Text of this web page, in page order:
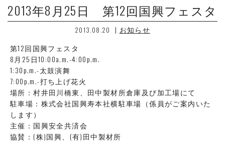
2013年8月25日 第12回国興フェスタ
2013.08.20 | お知らせ
第12回国興フェスタ
8月25日10:00a.m.-4:00p.m.
1:30p.m.-太鼓演舞
7:00p.m.-打ち上げ花火
場所：村井田川橋東、田中製材所倉庫及び加工場にて
駐車場：株式会社国興寿本社横駐車場（係員がご案内いた
します）
主催：国興安全共済会
協賛：(株)国興、(有)田中製材所